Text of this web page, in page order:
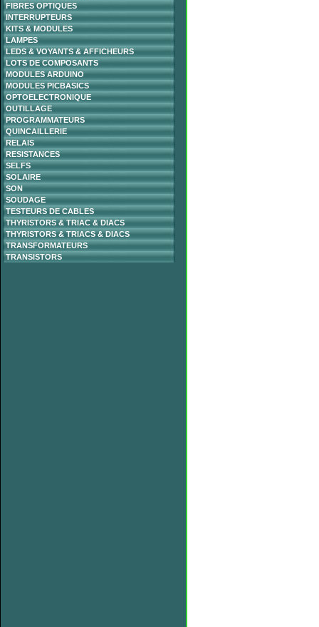
FIBRES OPTIQUES
INTERRUPTEURS
KITS & MODULES
LAMPES
LEDS & VOYANTS & AFFICHEURS
LOTS DE COMPOSANTS
MODULES ARDUINO
MODULES PICBASICS
OPTOELECTRONIQUE
OUTILLAGE
PROGRAMMATEURS
QUINCAILLERIE
RELAIS
RESISTANCES
SELFS
SOLAIRE
SON
SOUDAGE
TESTEURS DE CABLES
THYRISTORS & TRIAC & DIACS
THYRISTORS & TRIACS & DIACS
TRANSFORMATEURS
TRANSISTORS